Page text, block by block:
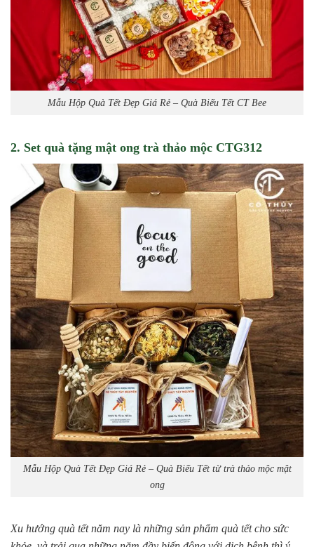
Mẫu Hộp Quà Tết Đẹp Giá Rẻ – Quà Biếu Tết CT Bee
2. Set quà tặng mật ong trà thảo mộc CTG312
Mẫu Hộp Quà Tết Đẹp Giá Rẻ – Quà Biếu Tết từ trà thảo mộc mật
ong
Xu hướng quà tết năm nay là những sản phẩm quà tết cho sức